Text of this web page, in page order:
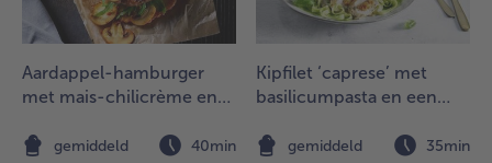
de
op
met
Doe
Aardappel-hamburger
met mais-chilicrème en
gemiddeld 40min
Kipfilet ‘caprese’ met
basilicumpasta en een
gemiddeld 35min